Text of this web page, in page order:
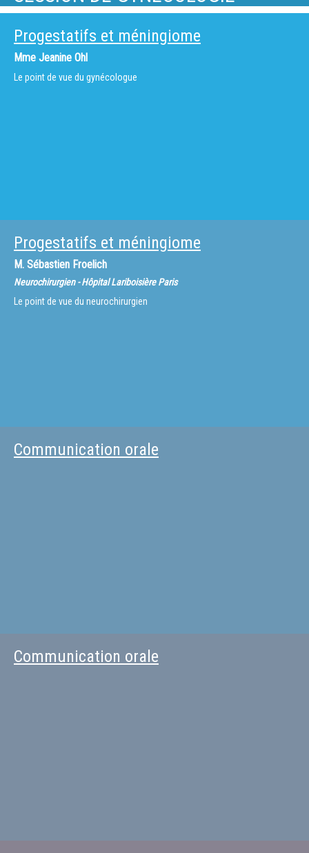
Progestatifs et méningiome
Mme Jeanine Ohl
Le point de vue du gynécologue
Progestatifs et méningiome
M. Sébastien Froelich
Neurochirurgien - Hôpital Lariboisière Paris
Le point de vue du neurochirurgien
Communication orale
Communication orale